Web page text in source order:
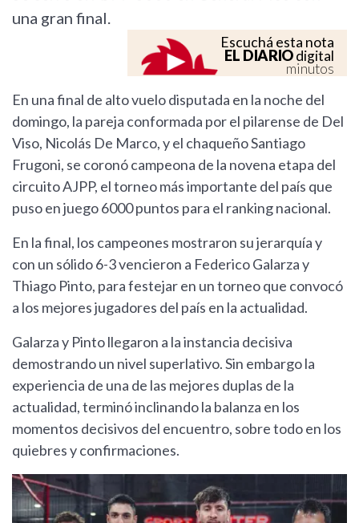
una gran final.
Escuchá esta nota
EL DIARIOdigital
minutos
En una final de alto vuelo disputada en la noche del
domingo, la pareja conformada por el pilarense de Del
Viso, Nicolás De Marco, y el chaqueño Santiago
Frugoni, se coronó campeona de la novena etapa del
circuito AJPP, el torneo más importante del país que
puso en juego 6000 puntos para el ranking nacional.
En la final, los campeones mostraron su jerarquía y
con un sólido 6-3 vencieron a Federico Galarza y
Thiago Pinto, para festejar en un torneo que convocó
a los mejores jugadores del país en la actualidad.
Galarza y Pinto llegaron a la instancia decisiva
demostrando un nivel superlativo. Sin embargo la
experiencia de una de las mejores duplas de la
actualidad, terminó inclinando la balanza en los
momentos decisivos del encuentro, sobre todo en los
quiebres y confirmaciones.